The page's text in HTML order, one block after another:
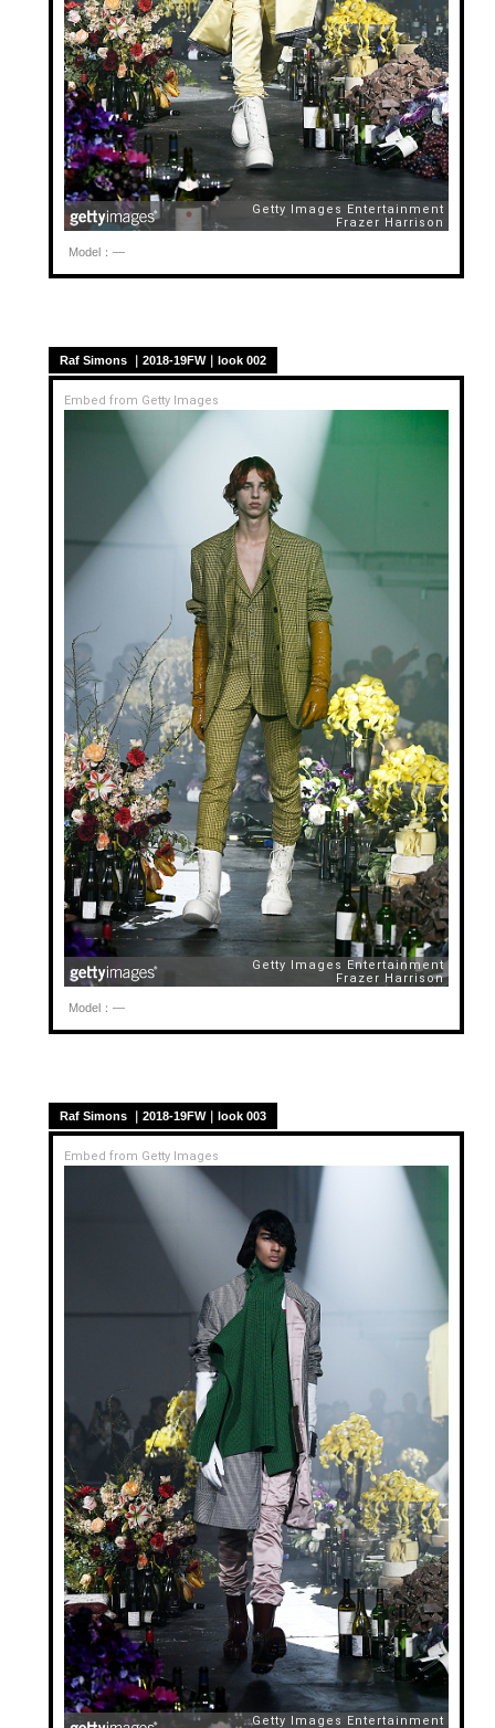
Model：—
Raf Simons ｜2018-19FW｜look 002
Embed from Getty Images
Model：—
Raf Simons ｜2018-19FW｜look 003
Embed from Getty Images